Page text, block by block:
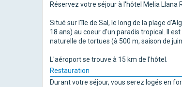
Réservez votre séjour à l'hôtel Melia Llana
Situé sur l'île de Sal, le long de la plage
18 ans) au coeur d'un paradis tropical. Il
naturelle de tortues (à 500 m, saison de
L'aéroport se trouve à 15 km de l'hôtel.
Restauration
Durant votre séjour, vous serez logés en